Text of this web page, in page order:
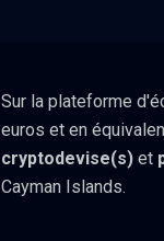
Sur la plateforme
euros et en
cryptodevise(s) et
Cayman Islands.